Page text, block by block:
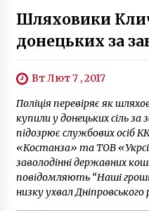
Шляховики
донецьких за
Вт Лют 7 , 2017
Поліція перевіряє як
купили у донецьких сіль
підозрює службових осіб
«Костанза» та ТОВ
заволодінні державних
повідомляють “Наші
низку ухвал Дніпровського